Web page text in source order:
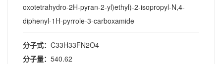
oxotetrahydro-2H-pyran-2-yl)ethyl)-2-isopropyl-N,4-
diphenyl-1H-pyrrole-3-carboxamide
分子式： C33H33FN2O4
分子量： 540.62